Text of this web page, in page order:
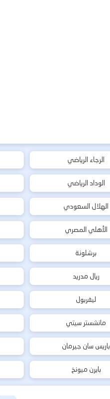
الرجاء الرياضي
الوداد الرياضي
الهلال السعودي
الأهلي المصري
برشلونة
ريال مدريد
ليفربول
مانشستر سيتي
باريس سان جيرمان
بايرن ميونخ